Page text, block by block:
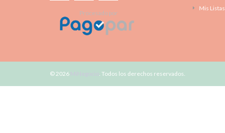
Procesado por
Mis Listas
© 2026
. Todos los derechos reservados.